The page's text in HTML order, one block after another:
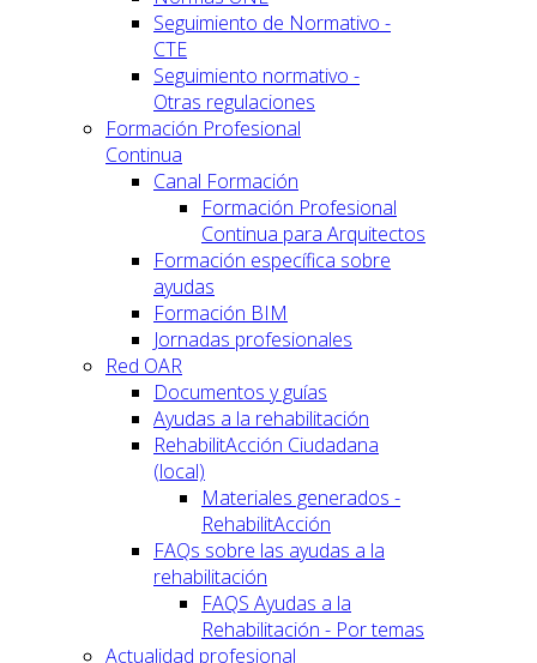
Seguimiento de Normativo -
CTE
Seguimiento normativo -
Otras regulaciones
Formación Profesional
Continua
Canal Formación
Formación Profesional
Continua para Arquitectos
Formación específica sobre
ayudas
Formación BIM
Jornadas profesionales
Red OAR
Documentos y guías
Ayudas a la rehabilitación
RehabilitAcción Ciudadana
(local)
Materiales generados -
RehabilitAcción
FAQs sobre las ayudas a la
rehabilitación
FAQS Ayudas a la
Rehabilitación - Por temas
Actualidad profesional